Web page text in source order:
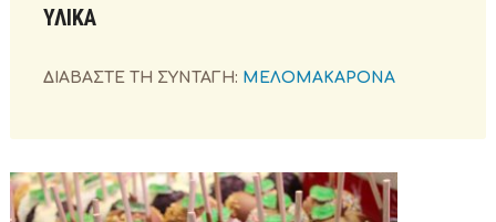
ΥΛΙΚΑ
ΔΙΑΒΑΣΤΕ ΤΗ ΣΥΝΤΑΓΗ: ΜΕΛΟΜΑΚΑΡΟΝΑ